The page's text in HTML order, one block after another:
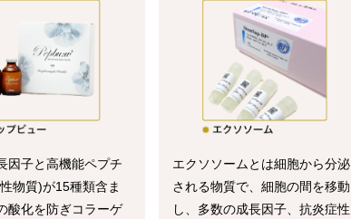
因子と高機能ペプチ
物質)が15種類含ま
酸化を防ぎコラーゲ
エクソソームとは細胞から分泌
される物質で、細胞の間を移動
し、多数の成長因子、抗炎症性